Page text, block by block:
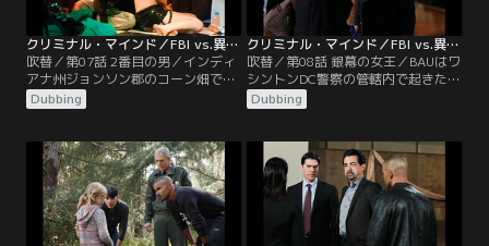
いた形跡が残っていた。
クリミナル・マインド／FBI vs.異常犯罪 シーズン6 第07話／吹替
吹替／第07話 2番目の男／インディ
アナ州ジョンソン郡のコーン畑でス
トリッパー3人の遺体が見つかり、4
人目の失踪者が出たためBAUが現場
の夜に拉致し、日曜の夜に殺してい
る。4人目を救い出すにはあと2日し
かない。一方、ソルターズ保安官は
事件を非公開にしていたが、部下が
事件をリークし、マスコミに情報が
漏れてしまった。
Dubbing
クリミナル・マインド／FBI vs.異常犯罪 シーズン6 第08話／吹替
吹替／第08話 銀幕の女王／BAUはワ
シントンDC警察の管轄内で起きた殺
人事件の捜査協力をする。ジョージ
タウンの路地裏で発見された遺体
唇が切り取られていた。犯人は1日
目に被害者を拉致、2日目に新聞社
に写真を届け、3日目に遺体を路地
裏に捨てた。一方、検視解剖で遺体
の喉の奥から文字がタイプされた紙
が見つかり…。
Dubbing